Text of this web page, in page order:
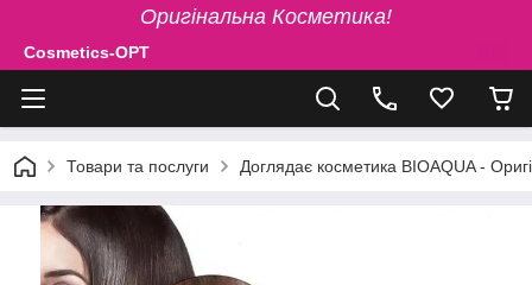
Оригінальна Косметика!
Cosmetics-OPT
Товари та послуги Доглядає косметика BIOAQUA -